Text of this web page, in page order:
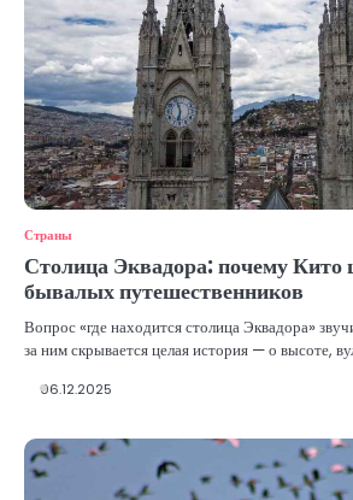
Страны
Столица Эквадора: почему Кито
бывалых путешественников
Вопрос «где находится столица Эквадора»
за ним скрывается целая история — о высоте,
06.12.2025